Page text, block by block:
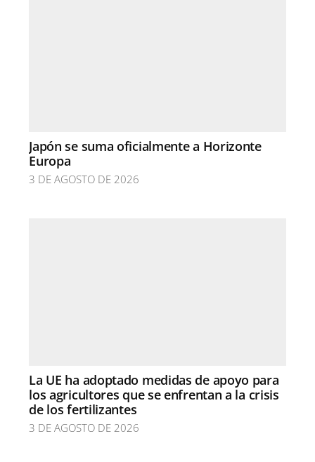
Japón se suma oficialmente a Horizonte
Europa
3 DE AGOSTO DE 2026
La UE ha adoptado medidas de apoyo para
los agricultores que se enfrentan a la crisis
de los fertilizantes
3 DE AGOSTO DE 2026